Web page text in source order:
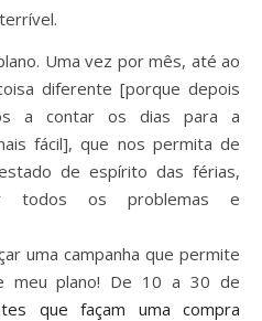
Uma vez por mês, até ao
diferente [porque depois
a contar os dias para a
fácil], que nos permita de
de espírito das férias,
todos os problemas e
uma campanha que permite
meu plano! De 10 a 30 de
que façam uma compra